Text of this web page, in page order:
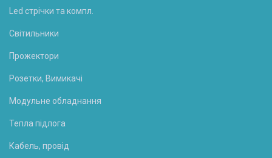
Led стрічки та компл.
Світильники
Прожектори
Розетки, Вимикачі
Модульне обладнання
Тепла підлога
Кабель, провід